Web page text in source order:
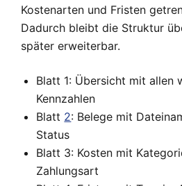
Kostenarten und Fristen
Dadurch bleibt die Struktur
später erweiterbar.
Blatt 1: Übersicht mit allen
Kennzahlen
Blatt 2: Belege mit
Status
Blatt 3: Kosten mit
Zahlungsart